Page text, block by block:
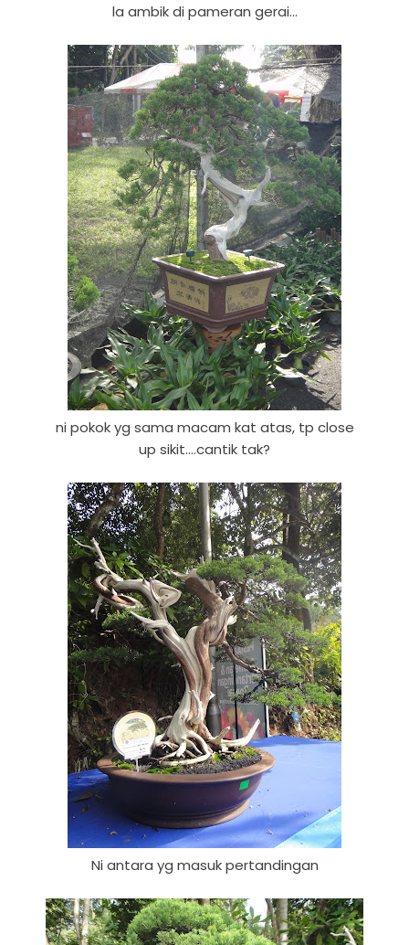
la ambik di pameran gerai...
ni pokok yg sama macam kat atas, tp close
up sikit....cantik tak?
Ni antara yg masuk pertandingan